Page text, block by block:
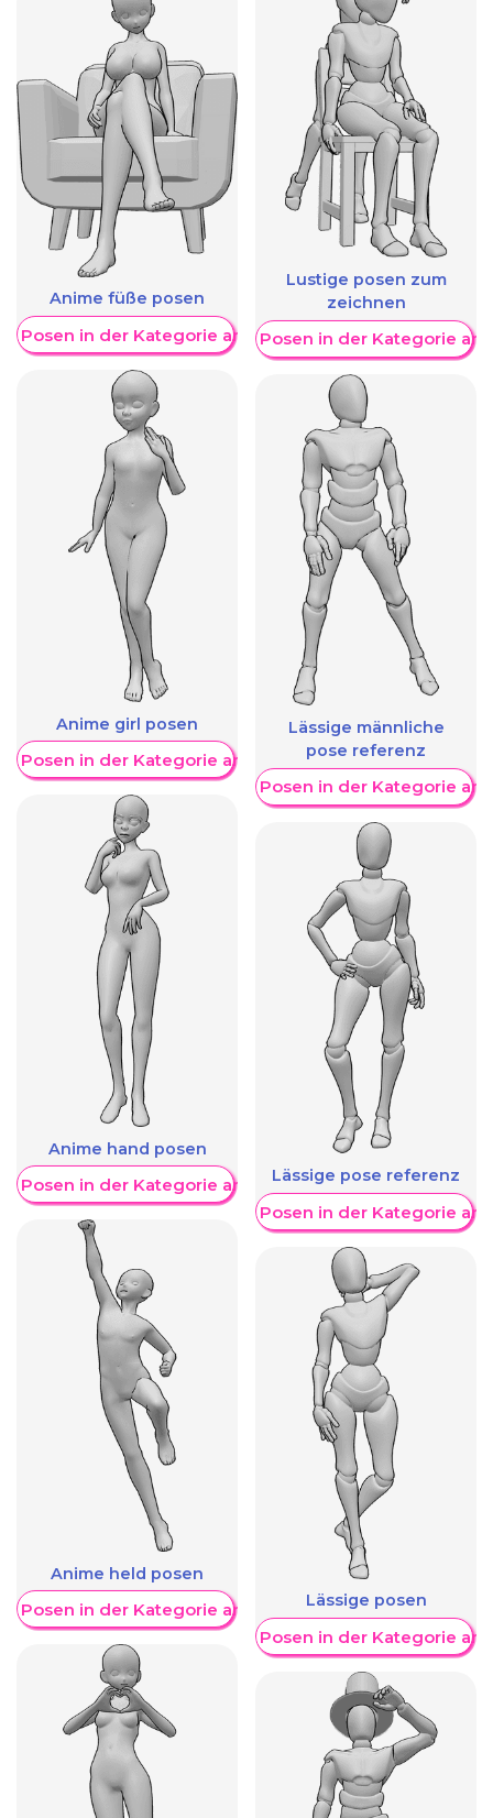
Anime füße posen
Posen in der Kategorie anzeigen
Anime girl posen
Posen in der Kategorie anzeigen
Anime hand posen
Posen in der Kategorie anzeigen
Anime held posen
Posen in der Kategorie anzeigen
Lustige posen zum
zeichnen
Weitere Posen in der Kategorie
Lässige männliche
pose referenz
Weitere Posen in der Kategorie
Lässige pose referenz
Weitere Posen in der Kategorie
Lässige posen
Weitere Posen in der Kategorie